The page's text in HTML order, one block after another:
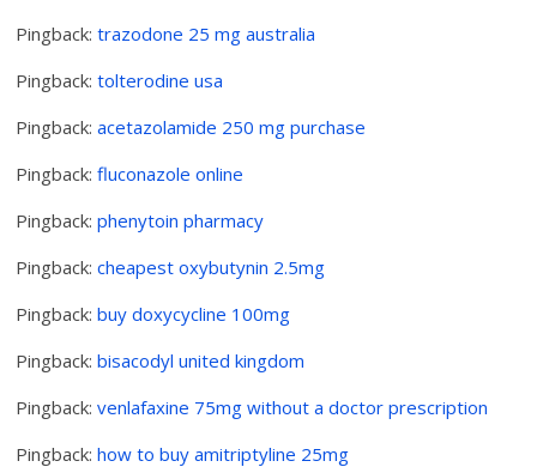
Pingback:trazodone 25 mg australia
Pingback:tolterodine usa
Pingback:acetazolamide 250 mg purchase
Pingback:fluconazole online
Pingback:phenytoin pharmacy
Pingback:cheapest oxybutynin 2.5mg
Pingback:buy doxycycline 100mg
Pingback:bisacodyl united kingdom
Pingback:venlafaxine 75mg without a doctor prescription
Pingback:how to buy amitriptyline 25mg